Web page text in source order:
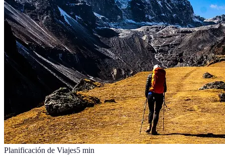
Planificación de Viajes5 min